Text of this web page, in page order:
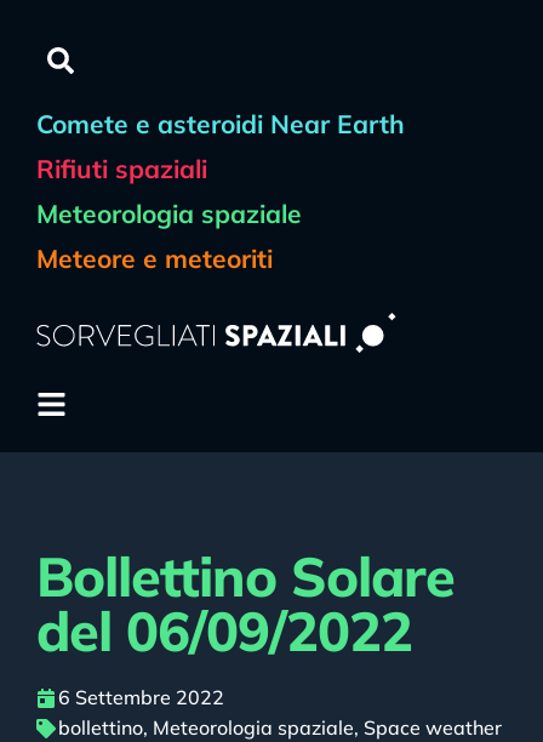
Comete e asteroidi Near Earth
Rifiuti spaziali
Meteorologia spaziale
Meteore e meteoriti
Bollettino Solare
del 06/09/2022
6 Settembre 2022
bollettino, Meteorologia spaziale, Space weather